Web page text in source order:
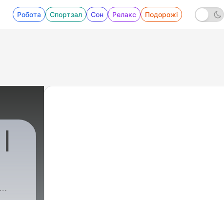
Робота Спортзал Сон Релакс Подорожі